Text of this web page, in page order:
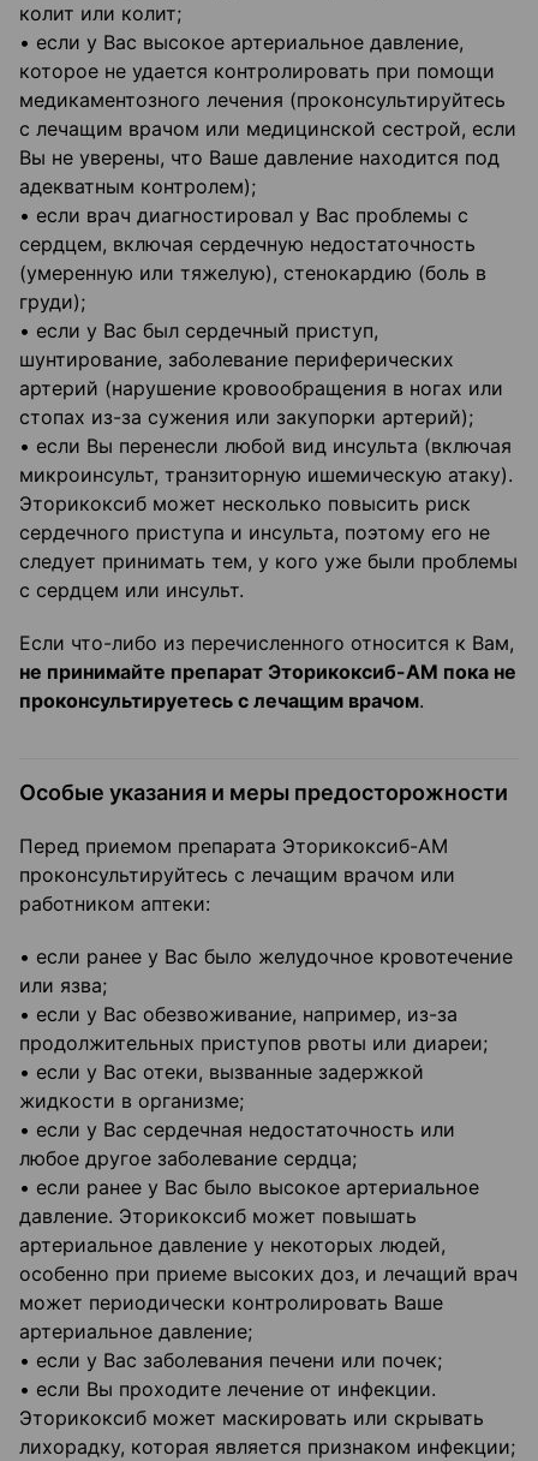
колит или колит;
• если у Вас высокое артериальное давление,
которое не удается контролировать при помощи
медикаментозного лечения (проконсультируйтесь
с лечащим врачом или медицинской сестрой, если
Вы не уверены, что Ваше давление находится под
адекватным контролем);
• если врач диагностировал у Вас проблемы с
сердцем, включая сердечную недостаточность
(умеренную или тяжелую), стенокардию (боль в
груди);
• если у Вас был сердечный приступ,
шунтирование, заболевание периферических
артерий (нарушение кровообращения в ногах или
стопах из-за сужения или закупорки артерий);
• если Вы перенесли любой вид инсульта (включая
микроинсульт, транзиторную ишемическую атаку).
Эторикоксиб может несколько повысить риск
сердечного приступа и инсульта, поэтому его не
следует принимать тем, у кого уже были проблемы
с сердцем или инсульт.
Если что-либо из перечисленного относится к Вам,
не принимайте препарат Эторикоксиб-АМ пока не
проконсультируетесь с лечащим врачом.
Особые указания и меры предосторожности
Перед приемом препарата Эторикоксиб-АМ
проконсультируйтесь с лечащим врачом или
работником аптеки:
• если ранее у Вас было желудочное кровотечение
или язва;
• если у Вас обезвоживание, например, из-за
продолжительных приступов рвоты или диареи;
• если у Вас отеки, вызванные задержкой
жидкости в организме;
• если у Вас сердечная недостаточность или
любое другое заболевание сердца;
• если ранее у Вас было высокое артериальное
давление. Эторикоксиб может повышать
артериальное давление у некоторых людей,
особенно при приеме высоких доз, и лечащий врач
может периодически контролировать Ваше
артериальное давление;
• если у Вас заболевания печени или почек;
• если Вы проходите лечение от инфекции.
Эторикоксиб может маскировать или скрывать
лихорадку, которая является признаком инфекции;